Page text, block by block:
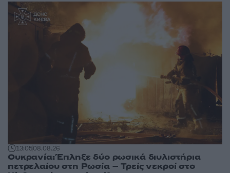
13:0508.08.26
Ουκρανία: Έπληξε δύο ρωσικά διυλιστήρια
πετρελαίου στη Ρωσία – Τρείς νεκροί στο